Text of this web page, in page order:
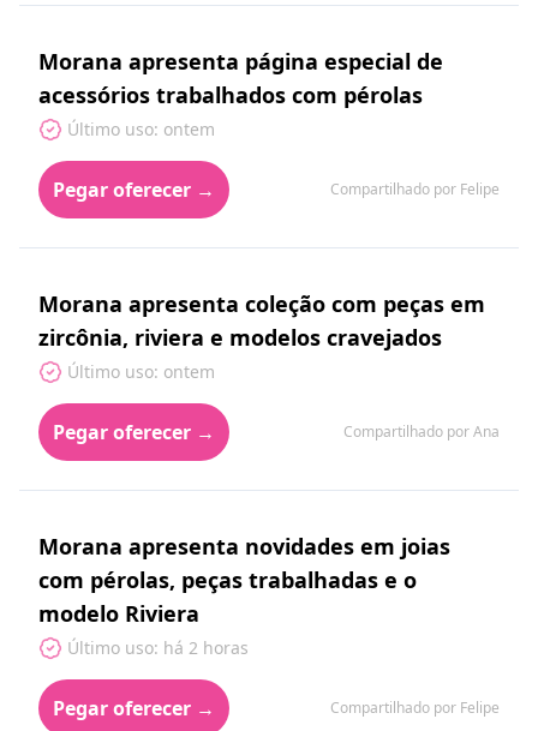
Morana apresenta página especial de
acessórios trabalhados com pérolas
Último uso: ontem
Pegar oferecer → Compartilhado por Felipe
Morana apresenta coleção com peças em
zircônia, riviera e modelos cravejados
Último uso: ontem
Pegar oferecer → Compartilhado por Ana
Morana apresenta novidades em joias
com pérolas, peças trabalhadas e o
modelo Riviera
Último uso: há 2 horas
Pegar oferecer → Compartilhado por Felipe